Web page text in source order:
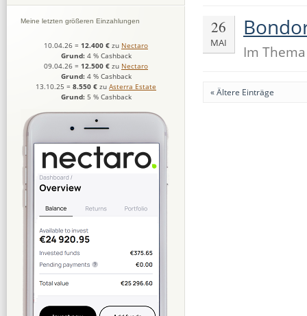
26
MAI Im
« Ältere Einträge
Meine letzten größeren Einzahlungen
10.04.26 = 12.400 € zu Nectaro
Grund: 4 % Cashback
09.04.26 = 12.500 € zu Nectaro
Grund: 4 % Cashback
13.10.25 = 8.550 € zu Asterra Estate
Grund: 5 % Cashback